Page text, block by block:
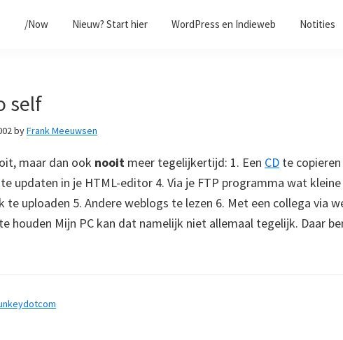
/Now Nieuw? Start hier WordPress en Indieweb Notities
self
byFrank Meeuwsen
maar dan ook nooit meer tegelijkertijd: 1. Een CD te
te updaten in je HTML-editor 4. Via je FTP programma wat
te uploaden 5. Andere weblogs te lezen 6. Met een collega via
houden Mijn PC kan dat namelijk niet allemaal tegelijk. Daar